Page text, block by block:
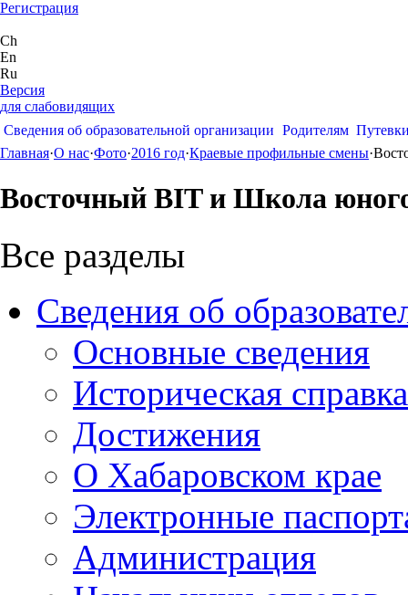
Регистрация
Ch
En
Ru
Версия
для слабовидящих
Сведения об образовательной организации Родителям
Главная·О нас·Фото·2016 год·Краевые профильные смены·
Восточный BIT и Школа
Все разделы
Сведения об
Основные сведения
Историческая справка
Достижения
О Хабаровском крае
Электронные
Администрация